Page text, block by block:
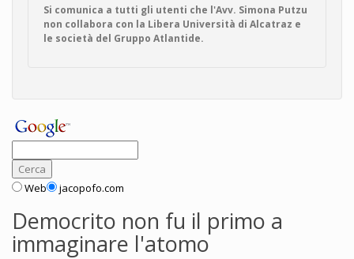
Si comunica a tutti gli utenti che l'Avv. Simona Putzu
non collabora con la Libera Università di Alcatraz e
le società del Gruppo Atlantide.
Web jacopofo.com
Democrito non fu il primo a
immaginare l'atomo